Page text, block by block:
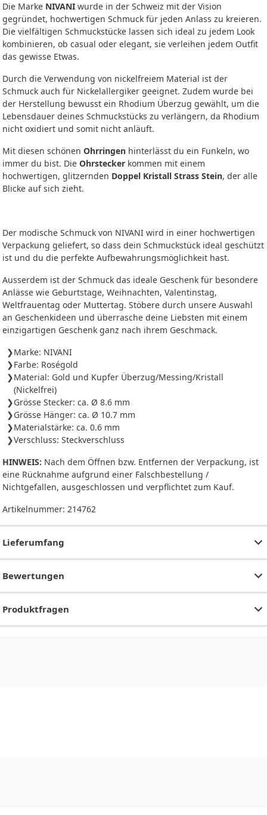
Die Marke NIVANI wurde in der Schweiz mit der Vision
gegründet, hochwertigen Schmuck für jeden Anlass zu kreieren.
Die vielfältigen Schmuckstücke lassen sich ideal zu jedem Look
kombinieren, ob casual oder elegant, sie verleihen jedem Outfit
das gewisse Etwas.
Durch die Verwendung von nickelfreiem Material ist der
Schmuck auch für Nickelallergiker geeignet. Zudem wurde bei
der Herstellung bewusst ein Rhodium Überzug gewählt, um die
Lebensdauer deines Schmuckstücks zu verlängern, da Rhodium
nicht oxidiert und somit nicht anläuft.
Mit diesen schönen Ohrringen hinterlässt du ein Funkeln, wo
immer du bist. Die Ohrstecker kommen mit einem
hochwertigen, glitzernden Doppel Kristall Strass Stein, der alle
Blicke auf sich zieht.
Der modische Schmuck von NIVANI wird in einer hochwertigen
Verpackung geliefert, so dass dein Schmuckstück ideal geschützt
ist und du die perfekte Aufbewahrungsmöglichkeit hast.
Ausserdem ist der Schmuck das ideale Geschenk für besondere
Anlässe wie Geburtstage, Weihnachten, Valentinstag,
Weltfrauentag oder Muttertag. Stöbere durch unsere Auswahl
an Geschenkideen und überrasche deine Liebsten mit einem
einzigartigen Geschenk ganz nach ihrem Geschmack.
Marke: NIVANI
Farbe: Roségold
Material: Gold und Kupfer Überzug/Messing/Kristall
(Nickelfrei)
Grösse Stecker: ca. Ø 8.6 mm
Grösse Hänger: ca. Ø 10.7 mm
Materialstärke: ca. 0.6 mm
Verschluss: Steckverschluss
HINWEIS: Nach dem Öffnen bzw. Entfernen der Verpackung, ist
eine Rücknahme aufgrund einer Falschbestellung /
Nichtgefallen, ausgeschlossen und verpflichtet zum Kauf.
Artikelnummer: 214762
Lieferumfang
Bewertungen
Produktfragen